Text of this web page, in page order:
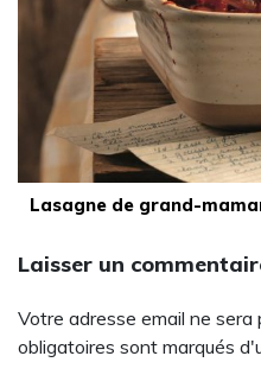
Lasagne de grand-
Laisser un
Votre adresse email ne sera
obligatoires sont marqués